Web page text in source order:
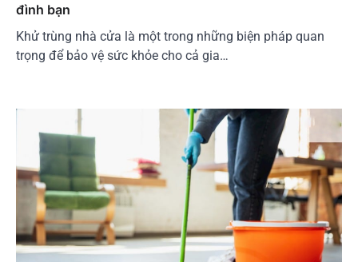
đình bạn
Khử trùng nhà cửa là một trong những biện pháp quan
trọng để bảo vệ sức khỏe cho cả gia…